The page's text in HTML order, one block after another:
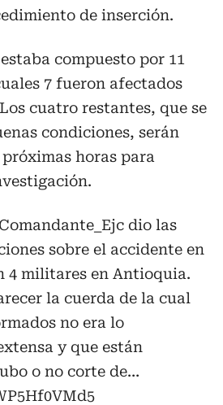
de inserción.
compuesto por 11
7 fueron afectados
cuatro restantes, que se
condiciones, serán
horas para
dio las
sobre el accidente en
4 militares en Antioquia.
la cuerda de la cual
no era lo
y que están
o no corte de…